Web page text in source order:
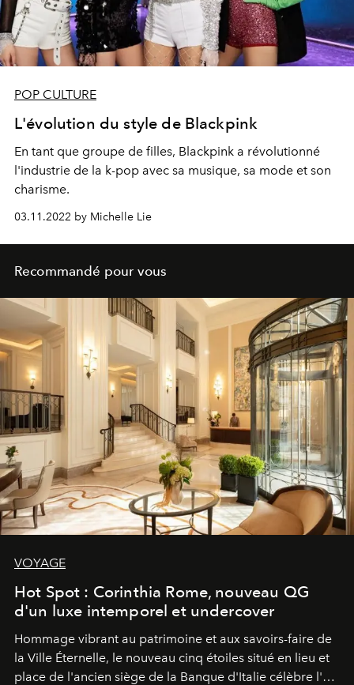
POP CULTURE
L'évolution du style de Blackpink
En tant que groupe de filles, Blackpink a révolutionné
l'industrie de la k-pop avec sa musique, sa mode et son
charisme.
03.11.2022 by Michelle Lie
Recommandé pour vous
VOYAGE
Hot Spot : Corinthia Rome, nouveau QG
d'un luxe intemporel et undercover
Hommage vibrant au patrimoine et aux savoirs-faire de
la Ville Éternelle, le nouveau cinq étoiles situé en lieu et
place de l'ancien siège de la Banque d'Italie célèbre l'art